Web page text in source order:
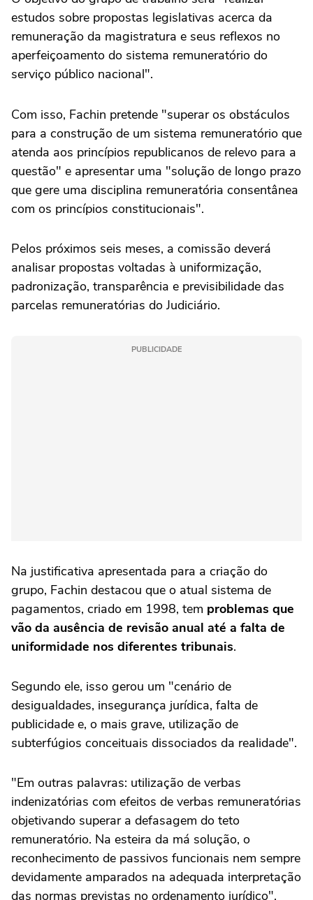
estudos sobre propostas legislativas acerca da
remuneração da magistratura e seus reflexos no
aperfeiçoamento do sistema remuneratório do
serviço público nacional".
Com isso, Fachin pretende "superar os obstáculos
para a construção de um sistema remuneratório que
atenda aos princípios republicanos de relevo para a
questão" e apresentar uma "solução de longo prazo
que gere uma disciplina remuneratória consentânea
com os princípios constitucionais".
Pelos próximos seis meses, a comissão deverá
analisar propostas voltadas à uniformização,
padronização, transparência e previsibilidade das
parcelas remuneratórias do Judiciário.
PUBLICIDADE
Na justificativa apresentada para a criação do
grupo, Fachin destacou que o atual sistema de
pagamentos, criado em 1998, tem problemas que
vão da ausência de revisão anual até a falta de
uniformidade nos diferentes tribunais.
Segundo ele, isso gerou um "cenário de
desigualdades, insegurança jurídica, falta de
publicidade e, o mais grave, utilização de
subterfúgios conceituais dissociados da realidade".
"Em outras palavras: utilização de verbas
indenizatórias com efeitos de verbas remuneratórias
objetivando superar a defasagem do teto
remuneratório. Na esteira da má solução, o
reconhecimento de passivos funcionais nem sempre
devidamente amparados na adequada interpretação
das normas previstas no ordenamento jurídico",